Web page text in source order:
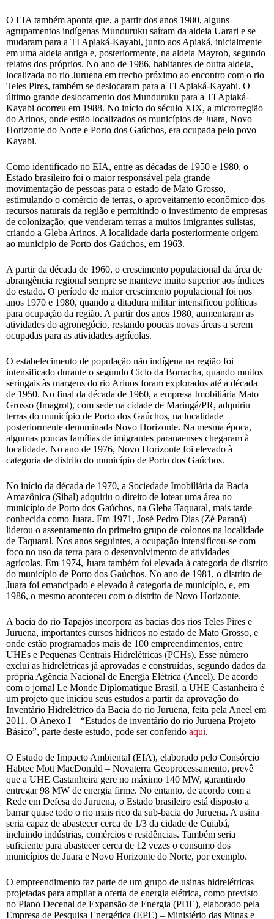
O EIA também aponta que, a partir dos anos 1980, alguns
agrupamentos indígenas Munduruku saíram da aldeia Uarari e se
mudaram para a TI Apiaká-Kayabi, junto aos Apiaká, inicialmente
em uma aldeia antiga e, posteriormente, na aldeia Mayrob, segundo
relatos dos próprios. No ano de 1986, habitantes de outra aldeia,
localizada no rio Juruena em trecho próximo ao encontro com o rio
Teles Pires, também se deslocaram para a TI Apiaká-Kayabi. O
último grande deslocamento dos Munduruku para a TI Apiaká-
Kayabi ocorreu em 1988. No início do século XIX, a microrregião
do Arinos, onde estão localizados os municípios de Juara, Novo
Horizonte do Norte e Porto dos Gaúchos, era ocupada pelo povo
Kayabi.
Como identificado no EIA, entre as décadas de 1950 e 1980, o
Estado brasileiro foi o maior responsável pela grande
movimentação de pessoas para o estado de Mato Grosso,
estimulando o comércio de terras, o aproveitamento econômico dos
recursos naturais da região e permitindo o investimento de empresas
de colonização, que venderam terras a muitos imigrantes sulistas,
criando a Gleba Arinos. A localidade daria posteriormente origem
ao município de Porto dos Gaúchos, em 1963.
A partir da década de 1960, o crescimento populacional da área de
abrangência regional sempre se manteve muito superior aos índices
do estado. O período de maior crescimento populacional foi nos
anos 1970 e 1980, quando a ditadura militar intensificou políticas
para ocupação da região. A partir dos anos 1980, aumentaram as
atividades do agronegócio, restando poucas novas áreas a serem
ocupadas para as atividades agrícolas.
O estabelecimento de população não indígena na região foi
intensificado durante o segundo Ciclo da Borracha, quando muitos
seringais às margens do rio Arinos foram explorados até a década
de 1950. No final da década de 1960, a empresa Imobiliária Mato
Grosso (Imagrol), com sede na cidade de Maringá/PR, adquiriu
terras do município de Porto dos Gaúchos, na localidade
posteriormente denominada Novo Horizonte. Na mesma época,
algumas poucas famílias de imigrantes paranaenses chegaram à
localidade. No ano de 1976, Novo Horizonte foi elevado à
categoria de distrito do município de Porto dos Gaúchos.
No início da década de 1970, a Sociedade Imobiliária da Bacia
Amazônica (Sibal) adquiriu o direito de lotear uma área no
município de Porto dos Gaúchos, na Gleba Taquaral, mais tarde
conhecida como Juara. Em 1971, José Pedro Dias (Zé Paraná)
liderou o assentamento do primeiro grupo de colonos na localidade
de Taquaral. Nos anos seguintes, a ocupação intensificou-se com
foco no uso da terra para o desenvolvimento de atividades
agrícolas. Em 1974, Juara também foi elevada à categoria de distrito
do município de Porto dos Gaúchos. No ano de 1981, o distrito de
Juara foi emancipado e elevado à categoria de município, e, em
1986, o mesmo aconteceu com o distrito de Novo Horizonte.
A bacia do rio Tapajós incorpora as bacias dos rios Teles Pires e
Juruena, importantes cursos hídricos no estado de Mato Grosso, e
onde estão programados mais de 100 empreendimentos, entre
UHEs e Pequenas Centrais Hidrelétricas (PCHs). Esse número
exclui as hidrelétricas já aprovadas e construídas, segundo dados da
própria Agência Nacional de Energia Elétrica (Aneel). De acordo
com o jornal Le Monde Diplomatique Brasil, a UHE Castanheira é
um projeto que iniciou seus estudos a partir da aprovação do
Inventário Hidrelétrico da Bacia do rio Juruena, feita pela Aneel em
2011. O Anexo I – “Estudos de inventário do rio Juruena Projeto
Básico”, parte deste estudo, pode ser conferido aqui.
O Estudo de Impacto Ambiental (EIA), elaborado pelo Consórcio
Habtec Mott MacDonald – Novaterra Geoprocessamento, prevê
que a UHE Castanheira gere no máximo 140 MW, garantindo
entregar 98 MW de energia firme. No entanto, de acordo com a
Rede em Defesa do Juruena, o Estado brasileiro está disposto a
barrar quase todo o rio mais rico da sub-bacia do Juruena. A usina
seria capaz de abastecer cerca de 1/3 da cidade de Cuiabá,
incluindo indústrias, comércios e residências. Também seria
suficiente para abastecer cerca de 12 vezes o consumo dos
municípios de Juara e Novo Horizonte do Norte, por exemplo.
O empreendimento faz parte de um grupo de usinas hidrelétricas
projetadas para ampliar a oferta de energia elétrica, como previsto
no Plano Decenal de Expansão de Energia (PDE), elaborado pela
Empresa de Pesquisa Energética (EPE) – Ministério das Minas e